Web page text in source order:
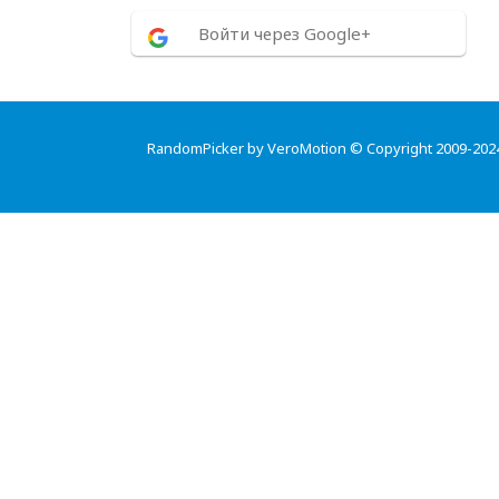
Войти через Google+
RandomPicker by VeroMotion © Copyright 2009-